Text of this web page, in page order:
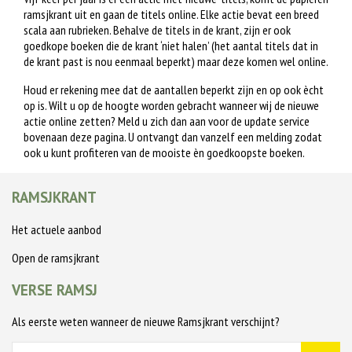
ramsjkrant uit en gaan de titels online. Elke actie bevat een breed
scala aan rubrieken. Behalve de titels in de krant, zijn er ook
goedkope boeken die de krant ‘niet halen’ (het aantal titels dat in
de krant past is nou eenmaal beperkt) maar deze komen wel online.
Houd er rekening mee dat de aantallen beperkt zijn en op ook ècht
op is. Wilt u op de hoogte worden gebracht wanneer wij de nieuwe
actie online zetten? Meld u zich dan aan voor de update service
bovenaan deze pagina. U ontvangt dan vanzelf een melding zodat
ook u kunt profiteren van de mooiste èn goedkoopste boeken.
RAMSJKRANT
Het actuele aanbod
Open de ramsjkrant
VERSE RAMSJ
Als eerste weten wanneer de nieuwe Ramsjkrant verschijnt?